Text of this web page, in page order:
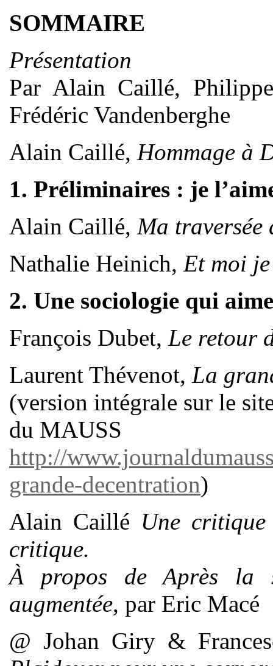
SOMMAIRE
Présentation
Par Alain Caillé,
Frédéric Vandenberghe
Alain Caillé, Hommage à
1. Préliminaires : je
Alain Caillé, Ma traversée
Nathalie Heinich, Et moi
2. Une sociologie qui
François Dubet, Le retour
Laurent Thévenot, La
(version intégrale sur le
du MAUSS
http://
grande-decentration)
Alain Caillé Une
critique.
À propos de Après la
augmentée, par Eric Macé
@ Johan Giry &